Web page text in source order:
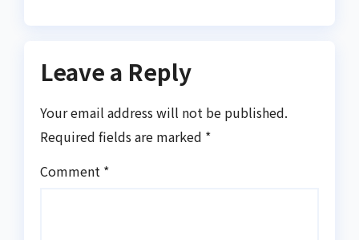
Leave a Reply
Your email address will not be published.
Required fields are marked *
Comment *